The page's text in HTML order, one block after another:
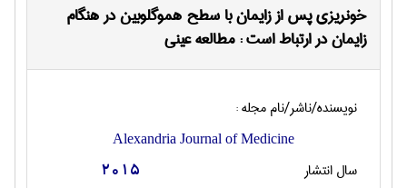
خونریزی پس از زایمان با سطح هموگلوبین در هنگام
زایمان در ارتباط است : مطالعه عینی
نویسنده/ناشر/نام مجله :
Alexandria Journal of Medicine
سال انتشار 2015